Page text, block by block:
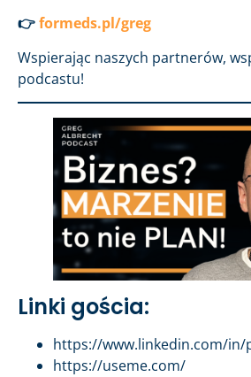
👉formeds.pl/greg
Wspierając naszych partnerów,
podcastu!
Linki gościa:
https://www.linkedin.com/in/
https://useme.com/